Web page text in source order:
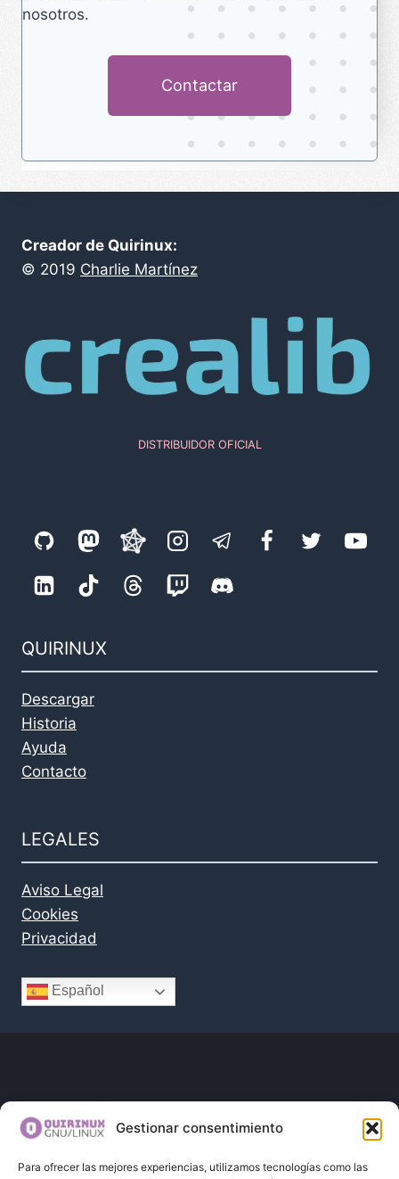
Gestionar consentimiento
Para ofrecer las mejores experiencias, utilizamos tecnologías como las
nosotros.
Contactar
Creador de Quirinux:
© 2019 Charlie Martínez
DISTRIBUIDOR OFICIAL
QUIRINUX
Descargar
Historia
Ayuda
Contacto
LEGALES
Aviso Legal
Cookies
Privacidad
Español